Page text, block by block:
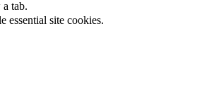
tab.
essential site cookies.